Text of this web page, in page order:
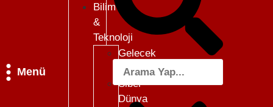
Menü
Bilim
&
Teknoloji
Gelecek
101
Siber
Dünya